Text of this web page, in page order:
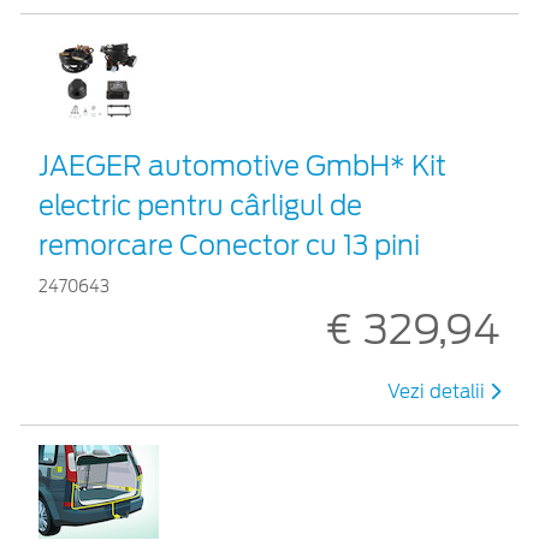
JAEGER automotive GmbH* Kit
electric pentru cârligul de
remorcare Conector cu 13 pini
2470643
€ 329,94
Vezi detalii